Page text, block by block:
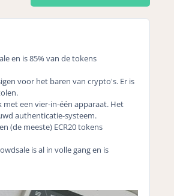
en is 85% van de tokens
voor het baren van crypto's. Er is
met een vier-in-één apparaat. Het
authenticatie-systeem.
(de meeste) ECR20 tokens
is al in volle gang en is